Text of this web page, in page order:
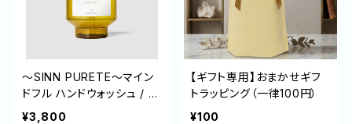
～SINN PURETE～マイン
ドフル ハンドウォッシュ / F
REE SPIRIT
¥3,800
【ギフト専用】おまかせギフ
トラッピング（一律100円）
¥100